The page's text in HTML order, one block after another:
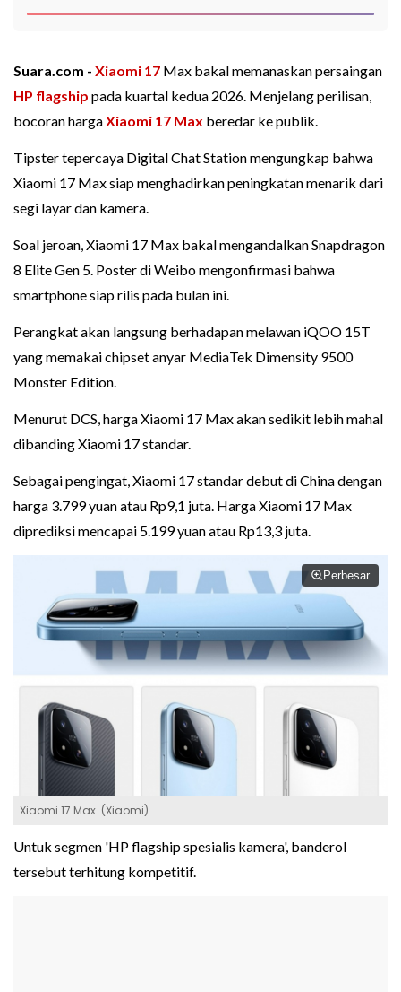
Suara.com - Xiaomi 17 Max bakal memanaskan persaingan
HP flagship pada kuartal kedua 2026. Menjelang perilisan,
bocoran hargaXiaomi 17 Max beredar ke publik.
Tipster tepercaya Digital Chat Station mengungkap bahwa
Xiaomi 17 Max siap menghadirkan peningkatan menarik dari
segi layar dan kamera.
Soal jeroan, Xiaomi 17 Max bakal mengandalkan Snapdragon
8 Elite Gen 5. Poster di Weibo mengonfirmasi bahwa
smartphone siap rilis pada bulan ini.
Perangkat akan langsung berhadapan melawan iQOO 15T
yang memakai chipset anyar MediaTek Dimensity 9500
Monster Edition.
Menurut DCS, harga Xiaomi 17 Max akan sedikit lebih mahal
dibanding Xiaomi 17 standar.
Sebagai pengingat, Xiaomi 17 standar debut di China dengan
harga 3.799 yuan atau Rp9,1 juta. Harga Xiaomi 17 Max
diprediksi mencapai 5.199 yuan atau Rp13,3 juta.
Perbesar
Xiaomi 17 Max. (Xiaomi)
Untuk segmen 'HP flagship spesialis kamera', banderol
tersebut terhitung kompetitif.